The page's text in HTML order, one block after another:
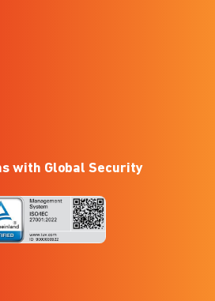
with Global Security